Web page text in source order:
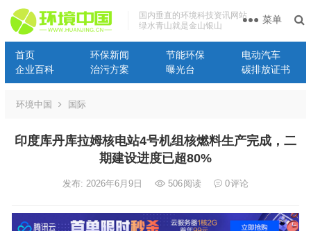
国内垂直的环境科技资讯网站
绿水青山就是金山银山
首页 环保新闻 节能环保
电动汽车
企业百科
治污方案 曝光台 碳排放证书
菜单
环境中国 国际
印度库丹库拉姆核电站4号机组核燃料生产完成，二
期建设进度已超80%
发布: 2026年6月9日 506阅读 0评论